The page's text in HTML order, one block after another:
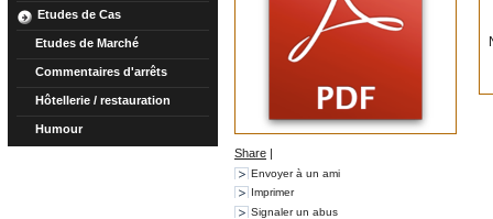
Etudes de Cas
Etudes de Marché
Commentaires d'arrêts
Hôtellerie / restauration
Humour
Share |
Envoyer à un ami
Imprimer
Signaler un abus